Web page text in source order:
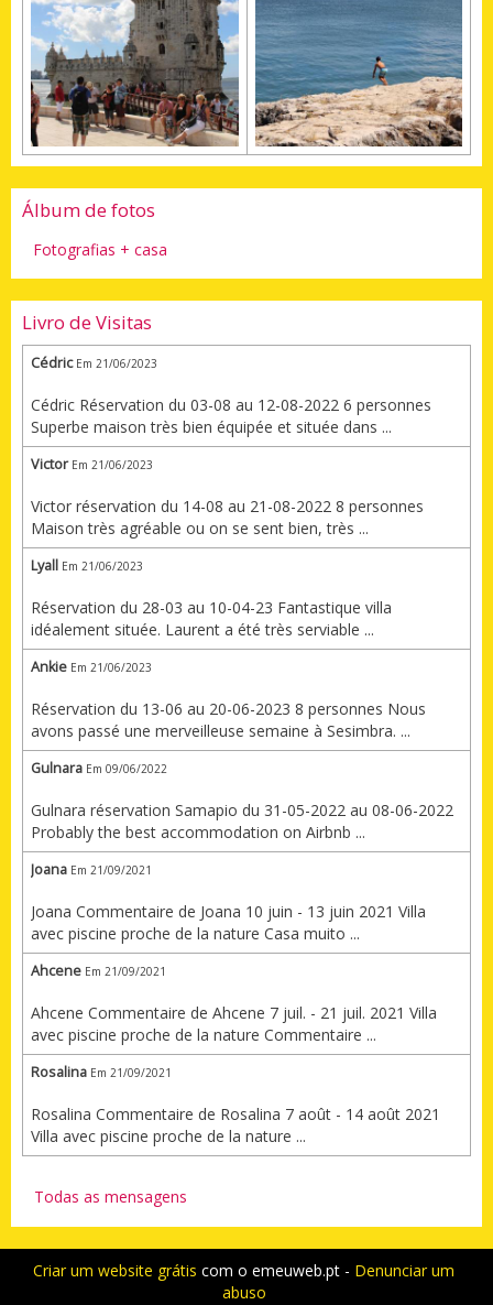
Álbum de fotos
Fotografias + casa
Livro de Visitas
Cédric Em 21/06/2023
Cédric Réservation du 03-08 au 12-08-2022 6 personnes
Superbe maison très bien équipée et située dans ...
Victor Em 21/06/2023
Victor réservation du 14-08 au 21-08-2022 8 personnes
Maison très agréable ou on se sent bien, très ...
Lyall Em 21/06/2023
Réservation du 28-03 au 10-04-23 Fantastique villa
idéalement située. Laurent a été très serviable ...
Ankie Em 21/06/2023
Réservation du 13-06 au 20-06-2023 8 personnes Nous
avons passé une merveilleuse semaine à Sesimbra. ...
Gulnara Em 09/06/2022
Gulnara réservation Samapio du 31-05-2022 au 08-06-2022
Probably the best accommodation on Airbnb ...
Joana Em 21/09/2021
Joana Commentaire de Joana 10 juin - 13 juin 2021 Villa
avec piscine proche de la nature Casa muito ...
Ahcene Em 21/09/2021
Ahcene Commentaire de Ahcene 7 juil. - 21 juil. 2021 Villa
avec piscine proche de la nature Commentaire ...
Rosalina Em 21/09/2021
Rosalina Commentaire de Rosalina 7 août - 14 août 2021
Villa avec piscine proche de la nature ...
Todas as mensagens
Criar um website grátis com o emeuweb.pt - Denunciar um
abuso